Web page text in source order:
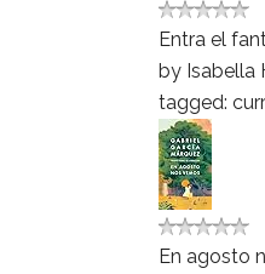
Entra el
by Isabella
tagged:
En agosto